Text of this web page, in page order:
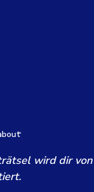
wird dir von